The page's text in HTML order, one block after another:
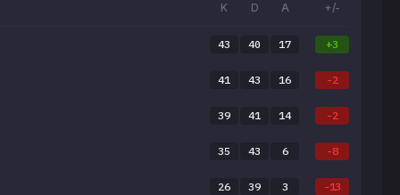
K D A +/-
43 40 17 +3
41 43 16 -2
39 41 14 -2
35 43 6 -8
26 39 3 -13